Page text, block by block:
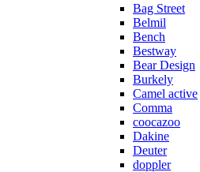
Bag Street
Belmil
Bench
Bestway
Bear Design
Burkely
Camel active
Comma
coocazoo
Dakine
Deuter
doppler